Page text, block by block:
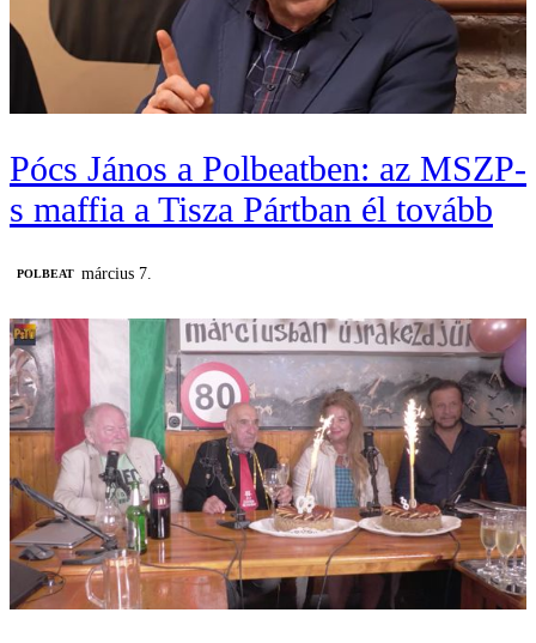
Pócs János a Polbeatben: az MSZP-
s maffia a Tisza Pártban él tovább
‎POLBEAT március 7.